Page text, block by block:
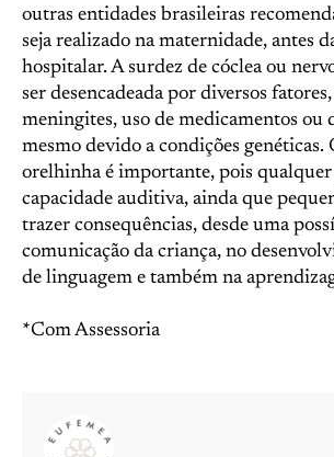
outras entidades brasileiras
seja realizado na maternidade, antes
hospitalar. A surdez de cóclea ou
ser desencadeada por diversos
meningites, uso de medicamentos ou
mesmo devido a condições genéticas.
orelhinha é importante, pois qualquer
capacidade auditiva, ainda que
trazer consequências, desde uma
comunicação da criança, no
de linguagem e também na
*Com Assessoria